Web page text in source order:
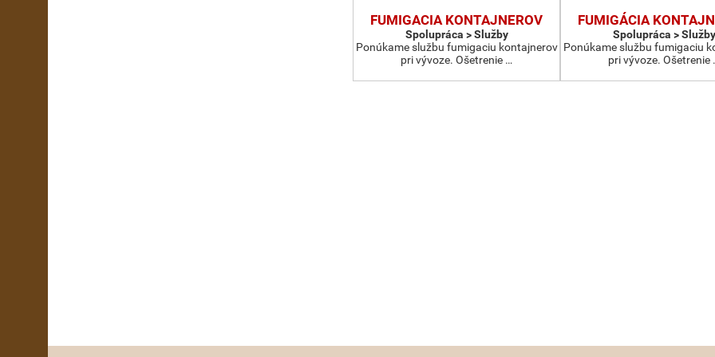
FUMIGACIA KONTAJNEROV
Spolupráca > Služby
Ponúkame službu fumigaciu kontajnerov
pri vývoze. Ošetrenie …
FUMIGÁCIA
Spolupráca > Služby
Ponúkame službu fumigaciu
pri vývoze. Ošetrenie